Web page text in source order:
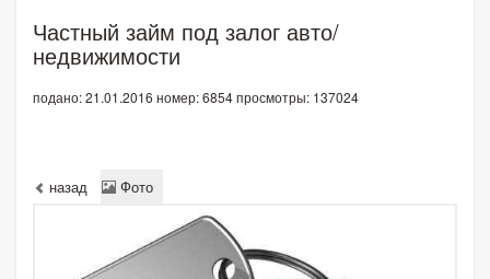
Поиск по сайту
Подать объявление
Частный займ под залог авто/
недвижимости
подано: 21.01.2016 номер: 6854просмотры: 137024
назад Фото